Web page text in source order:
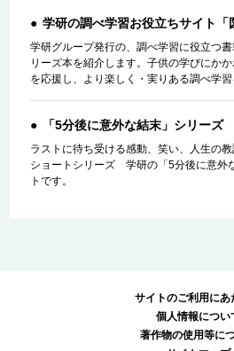
学研の調べ学習お役立ちサイト「
学研グループ発行の、調べ学習に役立つ
リーズ本を紹介します。子供の学びにか
を応援し、より楽しく・実りある調べ学習
「5分後に意外な結末」シリーズ
ラストに待ち受ける感動、笑い、人生の
ショートシリーズ 学研の「5分後に意外
トです。
サイトのご利用にあ
個人情報につい
著作物の使用等に